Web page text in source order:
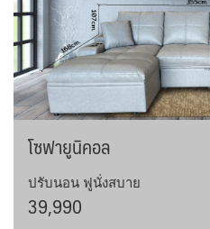
โซฟายูนิคอล
ปรับนอน ฟูนั่งสบาย
39,990